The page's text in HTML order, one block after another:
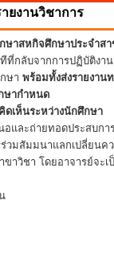
ยงานวิชาการ
ษาสหกิจศึกษาประจำสา
กลับจากการปฏิบัติงา
ษา พร้อมทั้งส่งรายงาน
ษากำหนด
ห็นระหว่างนักศึกษา
และถ่ายทอดประสบก
มสัมมนาแลกเปลี่ยนค
าวิชา โดยอาจารย์จะ